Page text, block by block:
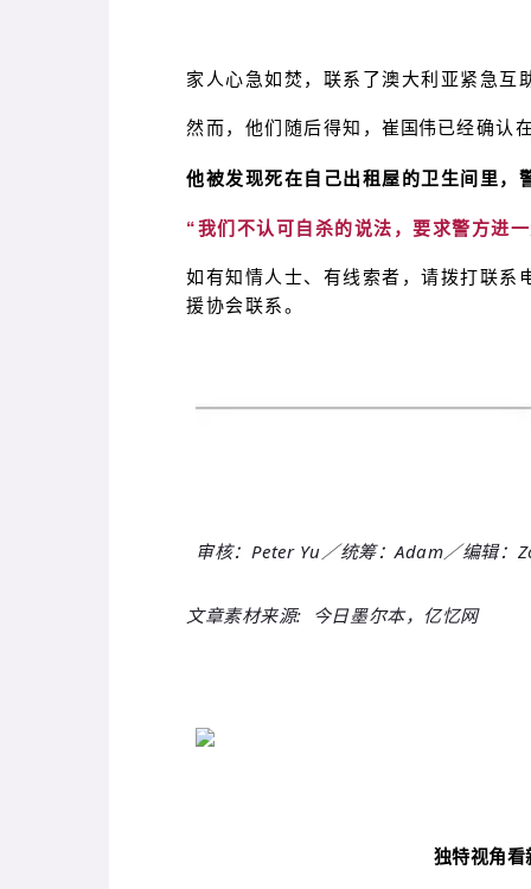
家人心急如焚，联系了澳大利亚紧急互
然而，他们随后得知， 崔国伟已经确认
他被发现死在自己出租屋的卫生间里，
“我们不认可自杀的说法，要求警方进
如有知情人士、有线索者，请拨打联系
援协会联系。
审核：Peter Yu／统筹：Adam／编辑：
文章素材来源: 今日墨尔本，亿忆网
独特视角